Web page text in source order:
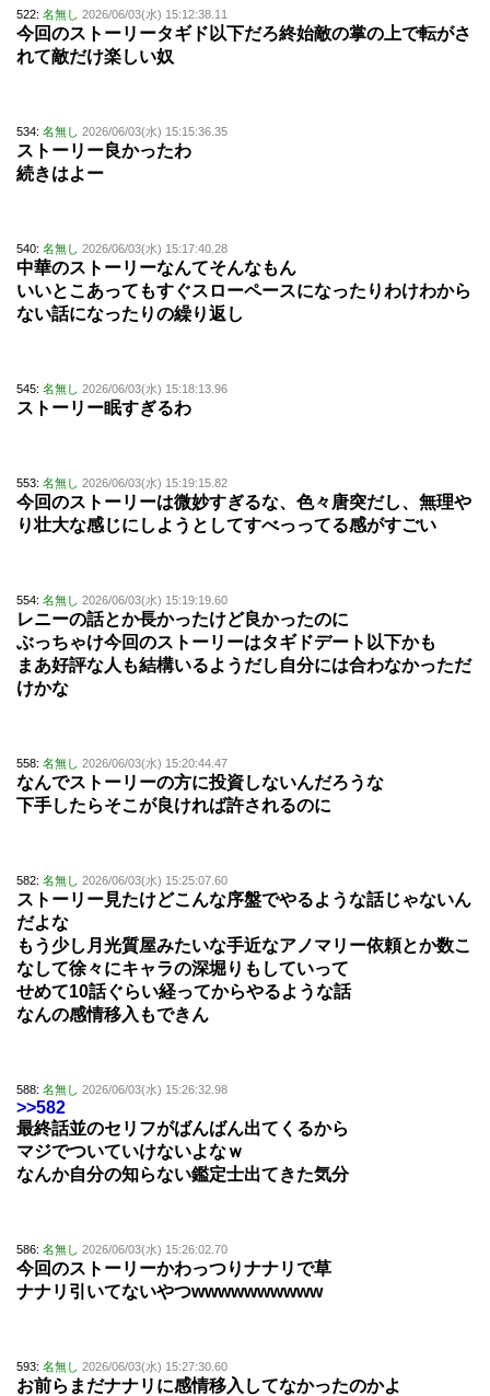
522: 名無し 2026/06/03(水) 15:12:38.11
今回のストーリータギド以下だろ終始敵の掌の上で転がさ
れて敵だけ楽しい奴
534: 名無し 2026/06/03(水) 15:15:36.35
ストーリー良かったわ
続きはよー
540: 名無し 2026/06/03(水) 15:17:40.28
中華のストーリーなんてそんなもん
いいとこあってもすぐスローペースになったりわけわから
ない話になったりの繰り返し
545: 名無し 2026/06/03(水) 15:18:13.96
ストーリー眠すぎるわ
553: 名無し 2026/06/03(水) 15:19:15.82
今回のストーリーは微妙すぎるな、色々唐突だし、無理や
り壮大な感じにしようとしてすべっってる感がすごい
554: 名無し 2026/06/03(水) 15:19:19.60
レニーの話とか長かったけど良かったのに
ぶっちゃけ今回のストーリーはタギドデート以下かも
まあ好評な人も結構いるようだし自分には合わなかっただ
けかな
558: 名無し 2026/06/03(水) 15:20:44.47
なんでストーリーの方に投資しないんだろうな
下手したらそこが良ければ許されるのに
582: 名無し 2026/06/03(水) 15:25:07.60
ストーリー見たけどこんな序盤でやるような話じゃないん
だよな
もう少し月光質屋みたいな手近なアノマリー依頼とか数こ
なして徐々にキャラの深堀りもしていって
せめて10話ぐらい経ってからやるような話
なんの感情移入もできん
588: 名無し 2026/06/03(水) 15:26:32.98
>>582
最終話並のセリフがばんばん出てくるから
マジでついていけないよなｗ
なんか自分の知らない鑑定士出てきた気分
586: 名無し 2026/06/03(水) 15:26:02.70
今回のストーリーかわっつりナナリで草
ナナリ引いてないやつwwwwwwwwww
593: 名無し 2026/06/03(水) 15:27:30.60
お前らまだナナリに感情移入してなかったのかよ